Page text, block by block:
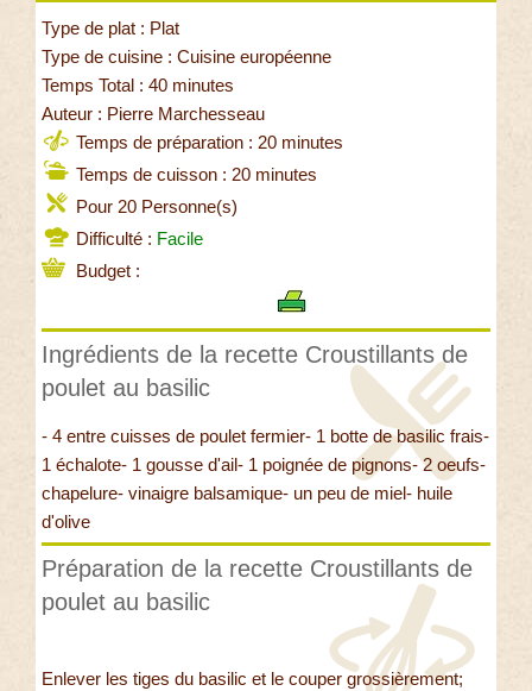
Type de plat : Plat
Type de cuisine : Cuisine européenne
Temps Total : 40 minutes
Auteur : Pierre Marchesseau
Temps de préparation : 20 minutes
Temps de cuisson : 20 minutes
Pour 20 Personne(s)
Difficulté : Facile
Budget :
Ingrédients de la recette Croustillants de
poulet au basilic
- 4 entre cuisses de poulet fermier- 1 botte de basilic frais-
1 échalote- 1 gousse d'ail- 1 poignée de pignons- 2 oeufs-
chapelure- vinaigre balsamique- un peu de miel- huile
d'olive
Préparation de la recette Croustillants de
poulet au basilic
Enlever les tiges du basilic et le couper grossièrement;